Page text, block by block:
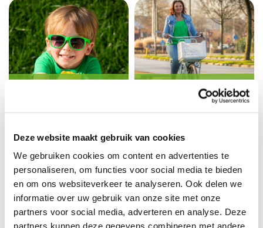
Deze website maakt gebruik van cookies
We gebruiken cookies om content en advertenties te
personaliseren, om functies voor social media te bieden
en om ons websiteverkeer te analyseren. Ook delen we
informatie over uw gebruik van onze site met onze
partners voor social media, adverteren en analyse. Deze
partners kunnen deze gegevens combineren met andere
solliciteren?
Verhalen uit de praktijk
Via het consultatiebureau kreeg de jonge alleenstaande
moeder Kelly de tip om zich aan te melden bij
Buurtgezinnen. De steun van Kimberley en haar gezin